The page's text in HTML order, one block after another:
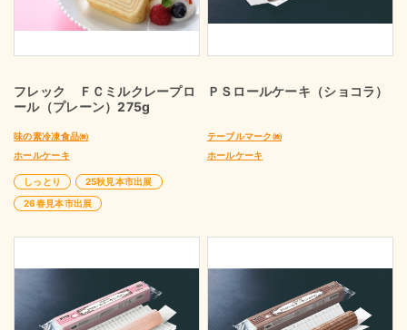
フレック ＦＣミルクレープロ
ール（プレーン）275g
味の素冷凍食品㈱
ホールケーキ
しっとり
25秋見本市出展
26春見本市出展
ＰＳロールケーキ（ショコラ）
テーブルマーク㈱
ホールケーキ